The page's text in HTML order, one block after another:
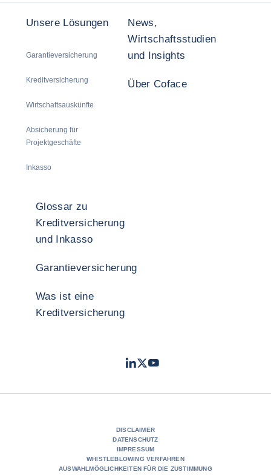
Unsere Lösungen
Garantieversicherung
Kreditversicherung
Wirtschaftsauskünfte
Absicherung für
Projektgeschäfte
Inkasso
News,
Wirtschaftsstudien
und Insights
Über Coface
Glossar zu
Kreditversicherung
und Inkasso
Garantieversicherung
Was ist eine
Kreditversicherung
LinkedIn
TwitterYouTube
DISCLAIMER
DATENSCHUTZ
IMPRESSUM
WHISTLEBLOWING VERFAHREN
AUSWAHLMÖGLICHKEITEN FÜR DIE ZUSTIMMUNG